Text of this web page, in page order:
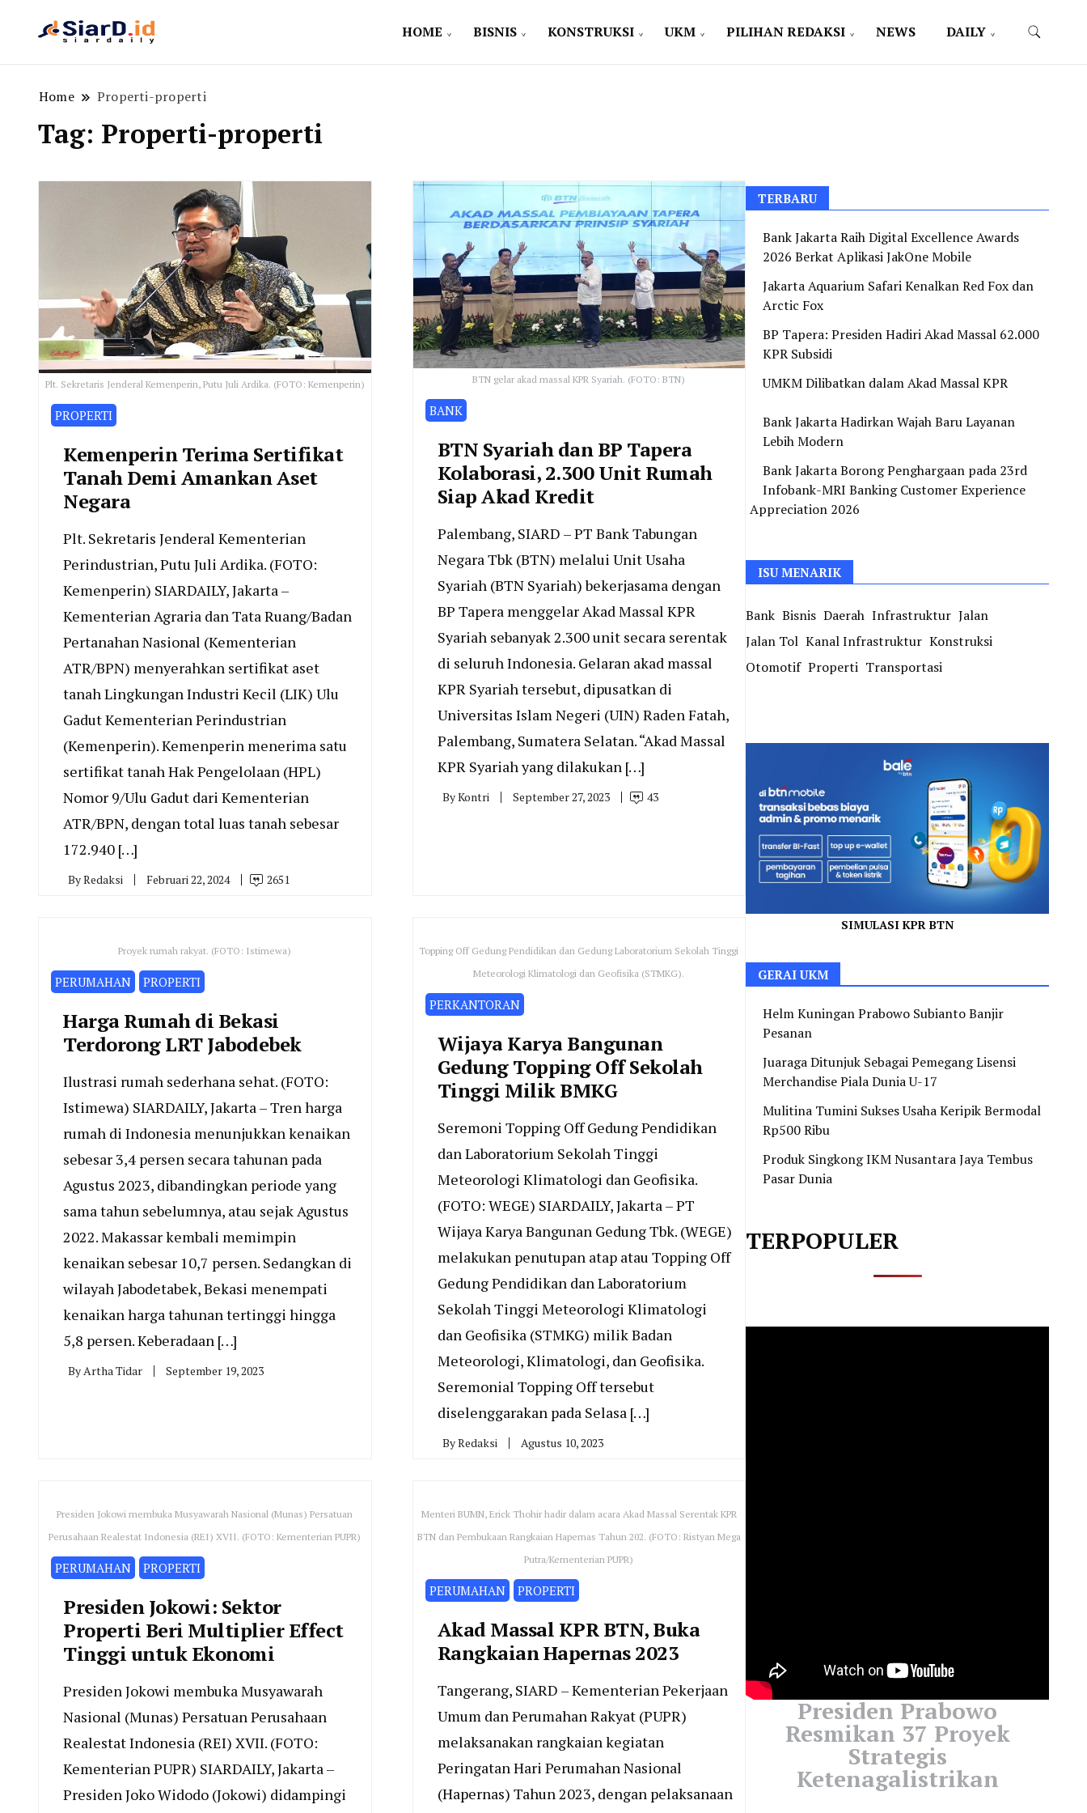
HOME BISNIS KONSTRUKSI UKM PILIHAN REDAKSI NEWS DAILY
Home Properti-properti
Tag: Properti-properti
Plt. Sekretaris Jenderal Kemenperin, Putu Juli Ardika. (FOTO: Kemenperin)
PROPERTI
Kemenperin Terima Sertifikat
Tanah Demi Amankan Aset
Negara
Plt. Sekretaris Jenderal Kementerian
Perindustrian, Putu Juli Ardika. (FOTO:
Kemenperin) SIARDAILY, Jakarta –
Kementerian Agraria dan Tata Ruang/Badan
Pertanahan Nasional (Kementerian
ATR/BPN) menyerahkan sertifikat aset
tanah Lingkungan Industri Kecil (LIK) Ulu
Gadut Kementerian Perindustrian
(Kemenperin). Kemenperin menerima satu
sertifikat tanah Hak Pengelolaan (HPL)
Nomor 9/Ulu Gadut dari Kementerian
ATR/BPN, dengan total luas tanah sebesar
172.940 […]
ByRedaksi Februari 22, 2024 2651
BTN gelar akad massal KPR Syariah. (FOTO: BTN)
BANK
BTN Syariah dan BP Tapera
Kolaborasi, 2.300 Unit Rumah
Siap Akad Kredit
Palembang, SIARD – PT Bank Tabungan
Negara Tbk (BTN) melalui Unit Usaha
Syariah (BTN Syariah) bekerjasama dengan
BP Tapera menggelar Akad Massal KPR
Syariah sebanyak 2.300 unit secara serentak
di seluruh Indonesia. Gelaran akad massal
KPR Syariah tersebut, dipusatkan di
Universitas Islam Negeri (UIN) Raden Fatah,
Palembang, Sumatera Selatan. “Akad Massal
KPR Syariah yang dilakukan […]
ByKontri September 27, 2023 43
Proyek rumah rakyat. (FOTO: Istimewa)
PERUMAHAN PROPERTI
Harga Rumah di Bekasi
Terdorong LRT Jabodebek
Ilustrasi rumah sederhana sehat. (FOTO:
Istimewa) SIARDAILY, Jakarta – Tren harga
rumah di Indonesia menunjukkan kenaikan
sebesar 3,4 persen secara tahunan pada
Agustus 2023, dibandingkan periode yang
sama tahun sebelumnya, atau sejak Agustus
2022. Makassar kembali memimpin
kenaikan sebesar 10,7 persen. Sedangkan di
wilayah Jabodetabek, Bekasi menempati
kenaikan harga tahunan tertinggi hingga
5,8 persen. Keberadaan […]
By Artha Tidar September 19, 2023
Topping Off Gedung Pendidikan dan Gedung Laboratorium Sekolah Tinggi
Meteorologi Klimatologi dan Geofisika (STMKG).
PERKANTORAN
Wijaya Karya Bangunan
Gedung Topping Off Sekolah
Tinggi Milik BMKG
Seremoni Topping Off Gedung Pendidikan
dan Laboratorium Sekolah Tinggi
Meteorologi Klimatologi dan Geofisika.
(FOTO: WEGE) SIARDAILY, Jakarta – PT
Wijaya Karya Bangunan Gedung Tbk. (WEGE)
melakukan penutupan atap atau Topping Off
Gedung Pendidikan dan Laboratorium
Sekolah Tinggi Meteorologi Klimatologi
dan Geofisika (STMKG) milik Badan
Meteorologi, Klimatologi, dan Geofisika.
Seremonial Topping Off tersebut
diselenggarakan pada Selasa […]
ByRedaksi Agustus 10, 2023
Presiden Jokowi membuka Musyawarah Nasional (Munas) Persatuan
Perusahaan Realestat Indonesia (REI) XVII. (FOTO: Kementerian PUPR)
PERUMAHAN PROPERTI
Presiden Jokowi: Sektor
Properti Beri Multiplier Effect
Tinggi untuk Ekonomi
Presiden Jokowi membuka Musyawarah
Nasional (Munas) Persatuan Perusahaan
Realestat Indonesia (REI) XVII. (FOTO:
Kementerian PUPR) SIARDAILY, Jakarta –
Presiden Joko Widodo (Jokowi) didampingi
Menteri BUMN, Erick Thohir hadir dalam acara Akad Massal Serentak KPR
BTN dan Pembukaan Rangkaian Hapernas Tahun 202. (FOTO: Ristyan Mega
Putra/Kementerian PUPR)
PERUMAHAN PROPERTI
Akad Massal KPR BTN, Buka
Rangkaian Hapernas 2023
Tangerang, SIARD – Kementerian Pekerjaan
Umum dan Perumahan Rakyat (PUPR)
melaksanakan rangkaian kegiatan
Peringatan Hari Perumahan Nasional
(Hapernas) Tahun 2023, dengan pelaksanaan
TERBARU
Bank Jakarta Raih Digital Excellence Awards
2026 Berkat Aplikasi JakOne Mobile
Jakarta Aquarium Safari Kenalkan Red Fox dan
Arctic Fox
BP Tapera: Presiden Hadiri Akad Massal 62.000
KPR Subsidi
UMKM Dilibatkan dalam Akad Massal KPR
Bank Jakarta Hadirkan Wajah Baru Layanan
Lebih Modern
Bank Jakarta Borong Penghargaan pada 23rd
Infobank-MRI Banking Customer Experience
Appreciation 2026
ISU MENARIK
Bank Bisnis Daerah Infrastruktur Jalan
Jalan Tol Kanal Infrastruktur Konstruksi
Otomotif Properti Transportasi
SIMULASI KPR BTN
GERAI UKM
Helm Kuningan Prabowo Subianto Banjir
Pesanan
Juaraga Ditunjuk Sebagai Pemegang Lisensi
Merchandise Piala Dunia U-17
Mulitina Tumini Sukses Usaha Keripik Bermodal
Rp500 Ribu
Produk Singkong IKM Nusantara Jaya Tembus
Pasar Dunia
TERPOPULER
Presiden Prabowo
Resmikan 37 Proyek
Strategis
Ketenagalistrikan